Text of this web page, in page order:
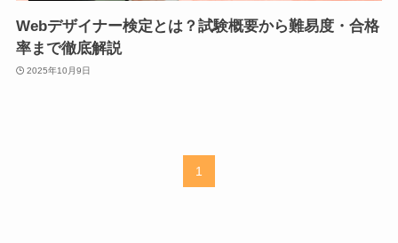
Webデザイナー検定とは？試験概要から難易度・合格
率まで徹底解説
2025年10月9日
1